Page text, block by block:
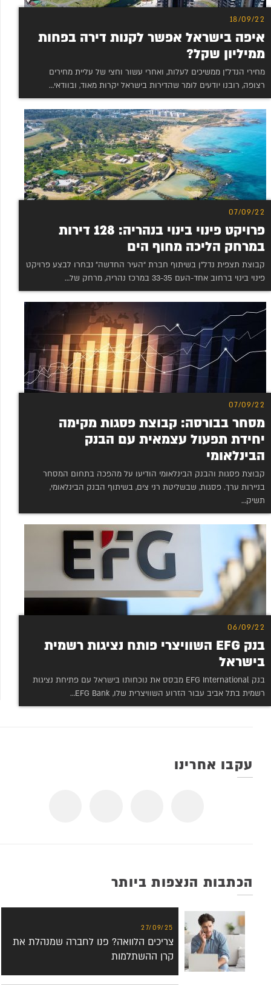
18/09/22
איפה בישראל אפשר לקנות דירה בפחות
ממיליון שקל?
מחירי הנדל”ן ממשיכים לעלות, ואחרי עשור וחצי של עליית מחירים
רצופה, רובנו יודעים לומר שהדירות בישראל יקרות מאוד, ובוודאי…
07/09/22
פרויקט פינוי בינוי בנהריה: 128 דירות
במרחק הליכה מחוף הים
קבוצת תצפית נדל”ן בשיתוף חברת “העיר החדשה” נבחרו לבצע פרויקט
פינוי בינוי ברחוב אחד-העם 33-35 במרכז נהריה, מרחק של…
07/09/22
מסחר בבורסה: קבוצת פסגות מקימה
יחידת תפעול עצמאית עם הבנק
הבינלאומי
קבוצת פסגות והבנק הבינלאומי הודיעו על מהפכה בתחום המסחר
בניירות ערך. פסגות, שבשליטת רני צים, בשיתוף הבנק הבינלאומי,
תשיק…
06/09/22
בנק EFG השוויצרי פותח נציגות רשמית
בישראל
בנק EFG International מבסס את נוכחותו בישראל עם פתיחת נציגות
רשמית בתל אביב עבור הזרוע השוויצרית שלו, EFG Bank…
עקבו אחרינו
הכתבות הנצפות ביותר
27/09/25
צריכים הלוואה? פנו לחברה שמנהלת את
קרן ההשתלמות